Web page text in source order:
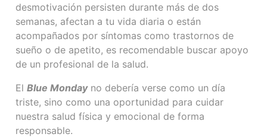
desmotivación persisten durante más de dos
semanas, afectan a tu vida diaria o están
acompañados por síntomas como trastornos de
sueño o de apetito, es recomendable buscar apoyo
de un profesional de la salud.
ElBlue Mondayno debería verse como un día
triste, sino como una oportunidad para cuidar
nuestra salud física y emocional de forma
responsable.